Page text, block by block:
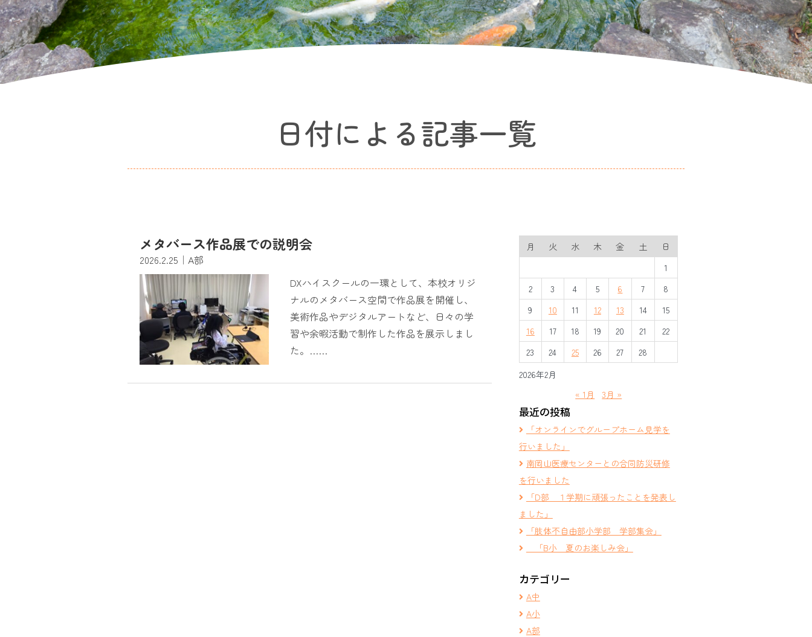
日付による記事一覧
メタバース作品展での説明会
2026.2.25 ｜A部
DXハイスクールの一環として、本校オリジ
ナルのメタバース空間で作品展を開催し、
美術作品やデジタルアートなど、日々の学
習や余暇活動で制作した作品を展示しまし
た。……
2026年2月
月 火 水 木 金 土
日
1
2
3 4 5 6 7
8
9
10 11 12 13 14
15
16
17 18 19 20 21
22
23
24 25 26 27 28
« 1月 3月 »
最近の投稿
「オンラインでグループホーム見学を
行いました」
南岡山医療センターとの合同防災研修
を行いました
「D部 １学期に頑張ったことを発表し
ました」
「肢体不自由部小学部 学部集会」
「B小 夏のお楽しみ会」
カテゴリー
A中
A小
A部